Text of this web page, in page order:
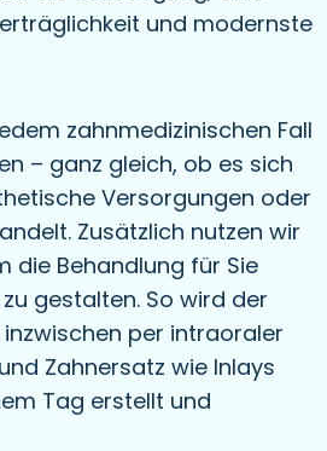
und modernste
zahnmedizinischen Fall
– ganz gleich, ob es sich
Versorgungen oder
Zusätzlich nutzen wir
die Behandlung für Sie
gestalten. So wird der
per intraoraler
Zahnersatz wie Inlays
Tag erstellt und